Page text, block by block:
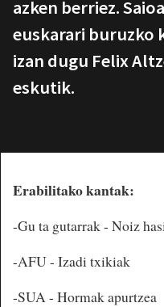
azken berriez.
euskarari buruzko
izan dugu Felix
eskutik.
Erabilitako kantak:
-Gu ta gutarrak - Noiz
-AFU - Izadi txikiak
-SUA - Hormak apurtzea